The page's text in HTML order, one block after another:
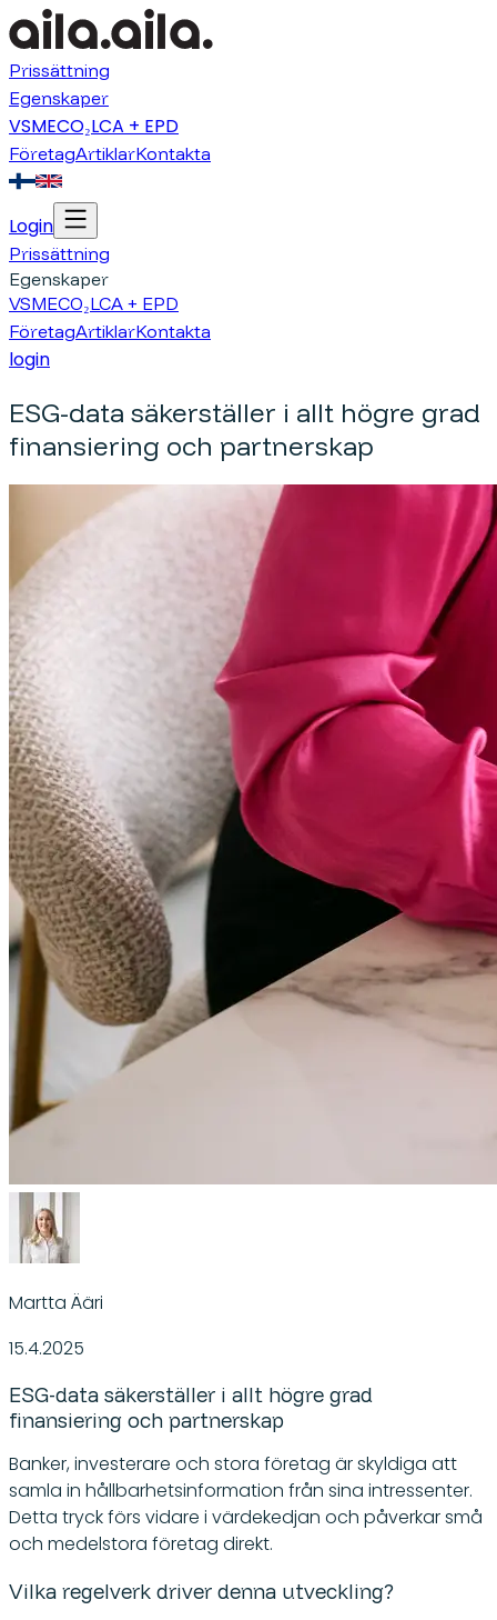
Prissättning
Egenskaper
VSMECO₂LCA + EPD
FöretagArtiklarKontakta
Login
Prissättning
Egenskaper
VSMECO₂LCA + EPD
FöretagArtiklarKontakta
login
ESG-data säkerställer i allt högre grad
finansiering och partnerskap
Martta Ääri
15.4.2025
ESG-data säkerställer i allt högre grad
finansiering och partnerskap
Banker, investerare och stora företag är skyldiga att
samla in hållbarhetsinformation från sina intressenter.
Detta tryck förs vidare i värdekedjan och påverkar små
och medelstora företag direkt.
Vilka regelverk driver denna utveckling?